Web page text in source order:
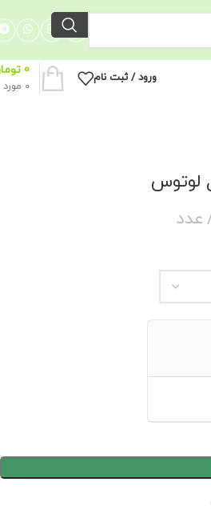
ورود / ثبت نام
0 مورد
0
عدد